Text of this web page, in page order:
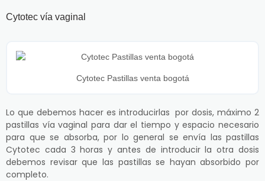
Cytotec vía vaginal
Cytotec Pastillas venta bogotá
Lo que debemos hacer es introducirlas por dosis, máximo 2
pastillas vía vaginal para dar el tiempo y espacio necesario
para que se absorba, por lo general se envía las pastillas
Cytotec cada 3 horas y antes de introducir la otra dosis
debemos revisar que las pastillas se hayan absorbido por
completo.